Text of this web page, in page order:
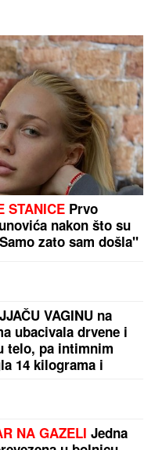
PO DVORIŠTU I
za kojim je bila
snimak